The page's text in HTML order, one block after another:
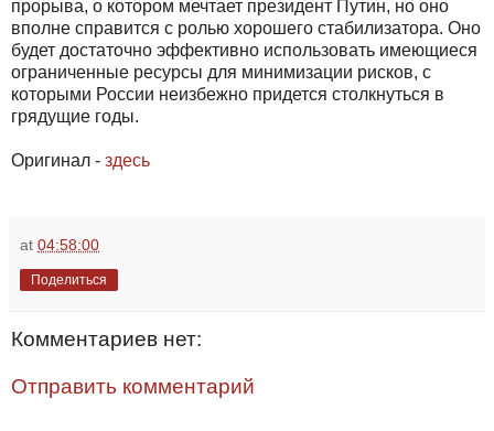
прорыва, о котором мечтает президент Путин, но оно
вполне справится с ролью хорошего стабилизатора. Оно
будет достаточно эффективно использовать имеющиеся
ограниченные ресурсы для минимизации рисков, с
которыми России неизбежно придется столкнуться в
грядущие годы.
Оригинал - здесь
at 04:58:00
Поделиться
Комментариев нет:
Отправить комментарий